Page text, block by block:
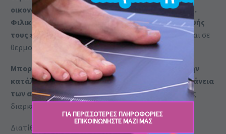
οικονομικά, αφού η χρήση τους είναι απεριόριστη.
Φιλικά προς το χρήστη, καθώς το υλικό κατασκευής
τους είναι μη τοξικό, βιοδιασπώμενο gel.
Ακόμη και σε
θερμοκρασία – 20 oC παραμένουν μαλακά.
Μπορούν να τοποθετηθούν οπουδήποτε και με την
κατάλληλη γωνία, καλύπτοντας τη μέγιστη επιφάνεια
των αρθρώσεων και των μυών.Η θερμοκρασία τους
διαρκεί 30 λεπτά.
Διατίθενται σε τρεις (3) διαστάσεις προκειμένου ο
ΓΙΑ ΠΕΡΙΣΣΟΤΕΡΕΣ ΠΛΗΡΟΦΟΡΙΕΣ ​
ΕΠΙΚΟΙΝΩΝΉΣΤΕ ΜΑΖΊ ΜΑΣ